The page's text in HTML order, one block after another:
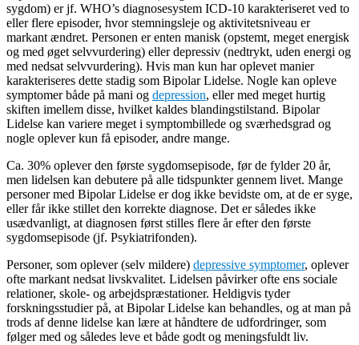
sygdom) er jf. WHO’s diagnosesystem ICD-10 karakteriseret ved to
eller flere episoder, hvor stemningsleje og aktivitetsniveau er
markant ændret. Personen er enten manisk (opstemt, meget energisk
og med øget selvvurdering) eller depressiv (nedtrykt, uden energi og
med nedsat selvvurdering). Hvis man kun har oplevet manier
karakteriseres dette stadig som Bipolar Lidelse. Nogle kan opleve
symptomer både på mani og depression, eller med meget hurtig
skiften imellem disse, hvilket kaldes blandingstilstand. Bipolar
Lidelse kan variere meget i symptombillede og sværhedsgrad og
nogle oplever kun få episoder, andre mange.
Ca. 30% oplever den første sygdomsepisode, før de fylder 20 år,
men lidelsen kan debutere på alle tidspunkter gennem livet. Mange
personer med Bipolar Lidelse er dog ikke bevidste om, at de er syge,
eller får ikke stillet den korrekte diagnose. Det er således ikke
usædvanligt, at diagnosen først stilles flere år efter den første
sygdomsepisode (jf. Psykiatrifonden).
Personer, som oplever (selv mildere) depressive symptomer, oplever
ofte markant nedsat livskvalitet. Lidelsen påvirker ofte ens sociale
relationer, skole- og arbejdspræstationer. Heldigvis tyder
forskningsstudier på, at Bipolar Lidelse kan behandles, og at man på
trods af denne lidelse kan lære at håndtere de udfordringer, som
følger med og således leve et både godt og meningsfuldt liv.